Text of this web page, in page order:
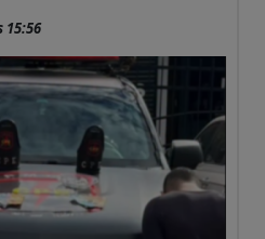
15:56